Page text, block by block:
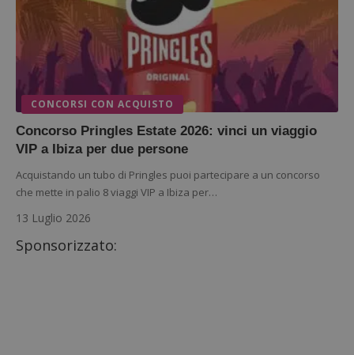
CONCORSI CON ACQUISTO
Concorso Pringles Estate 2026: vinci un viaggio
VIP a Ibiza per due persone
Acquistando un tubo di Pringles puoi partecipare a un concorso
che mette in palio 8 viaggi VIP a Ibiza per…
13 Luglio 2026
Sponsorizzato: